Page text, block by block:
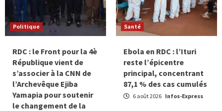
Politique
RDC : le Front pour la 4è
République vient de
s’associer à la CNN de
l’Archevêque Ejiba
Yamapia pour soutenir
le changement de la
Santé
Ebola en RDC : l’Ituri
reste l’épicentre
principal, concentrant
87,1 % des cas cumulés
6 août 2026 Infos-Express